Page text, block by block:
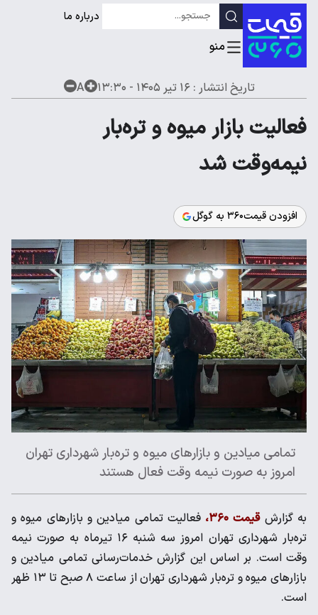
درباره ما
تاریخ انتشار :۱۶ تیر ۱۴۰۵ - ۱۳:۳۰ A
فعالیت بازار میوه و تره‌بار
نیمه‌وقت شد
افزودن قیمت۳۶۰ به گوگل
تمامی میادین و بازارهای میوه و تره‌بار شهرداری تهران
امروز به صورت نیمه وقت فعال هستند
به گزارشقیمت ۳۶۰،
فعالیت تمامی میادین و بازارهای میوه و
تره‌بار شهرداری تهران امروز سه شنبه ۱۶ تیرماه به صورت نیمه
وقت است. بر اساس این گزارش خدمات‌رسانی تمامی میادین و
بازارهای میوه و تره‌بار شهرداری تهران از ساعت ۸ صبح تا ۱۳ ظهر
است.